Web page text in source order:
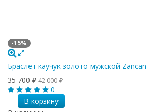
-15%
Браслет каучук золото мужской
35 700 ₽ 42 000₽
0
В корзину